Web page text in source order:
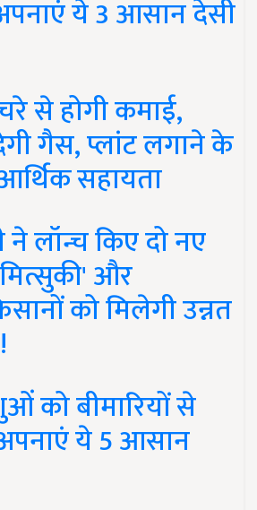
ये 3 आसान देसी
से होगी कमाई,
गैस, प्लांट लगाने के
सहायता
लॉन्च किए दो नए
और
को मिलेगी उन्नत
को बीमारियों से
ये 5 आसान